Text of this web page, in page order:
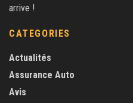
arrive !
CATEGORIES
Actualités
Assurance Auto
Avis